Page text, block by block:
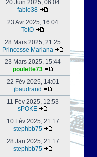
20 Juin 2025, 06:04
fabio38
23 Avr 2025, 16:04
TotO
28 Mars 2025, 21:25
Princesse Mariana
23 Mars 2025, 15:44
poulette73
22 Fév 2025, 14:01
jbaudrand
11 Fév 2025, 12:53
sPOKE
10 Fév 2025, 21:17
stephbb75
28 Jan 2025, 21:17
stephbb75